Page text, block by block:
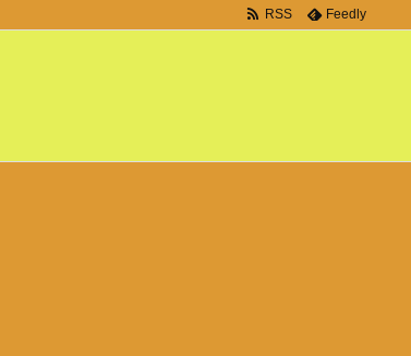
RSS Feedly